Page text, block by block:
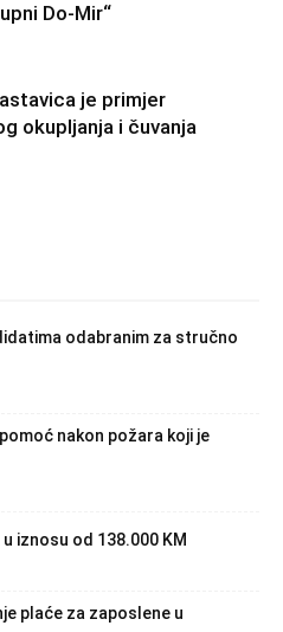
Do-Mir“
je primjer
okupljanja i čuvanja
odabranim za stručno
nakon požara koji je
iznosu od 138.000 KM
plaće za zaposlene u